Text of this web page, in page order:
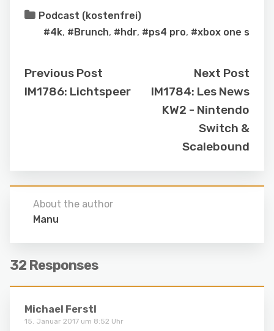
Podcast (kostenfrei)
#4k, #Brunch, #hdr, #ps4 pro, #xbox one s
Previous Post
IM1786: Lichtspeer
Next Post
IM1784: Les News
KW2 - Nintendo
Switch &
Scalebound
About the author
Manu
32 Responses
Michael Ferstl
15. Januar 2017 um 8:52 Uhr